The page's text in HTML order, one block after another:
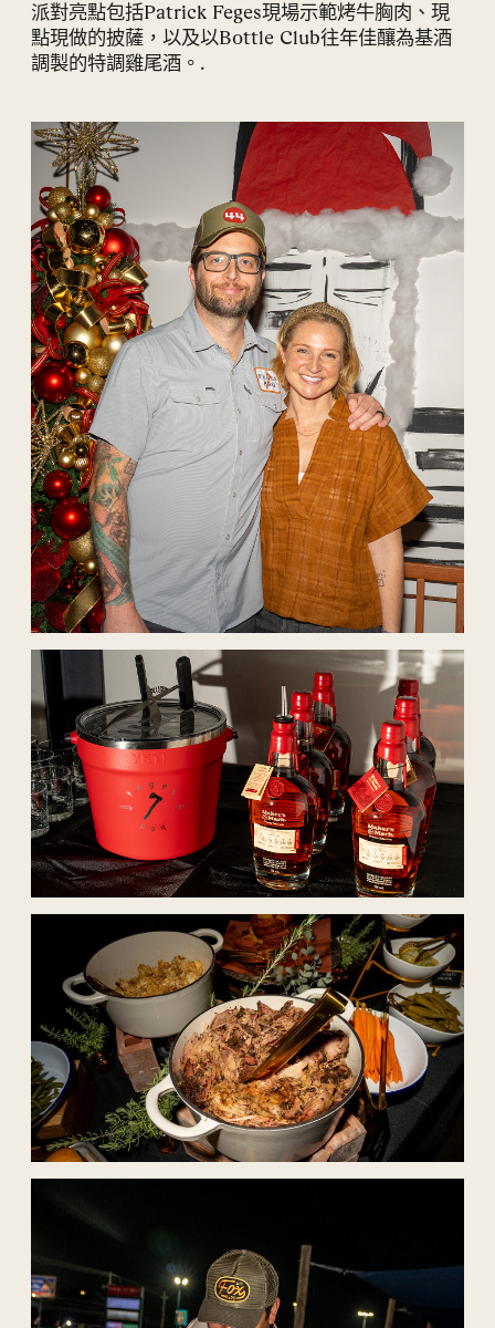
派對亮點包括Patrick Feges現場示範烤牛胸肉、現
點現做的披薩，以及以Bottle Club往年佳釀為基酒
調製的特調雞尾酒。.